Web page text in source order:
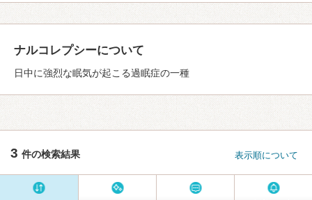
ナルコレプシーについて
日中に強烈な眠気が起こる過眠症の一種
3 件の検索結果 表示順について